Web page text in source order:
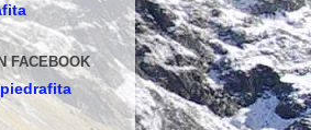
FACEBOOK